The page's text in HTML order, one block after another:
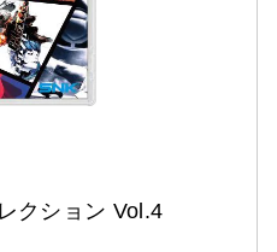
クション Vol.4